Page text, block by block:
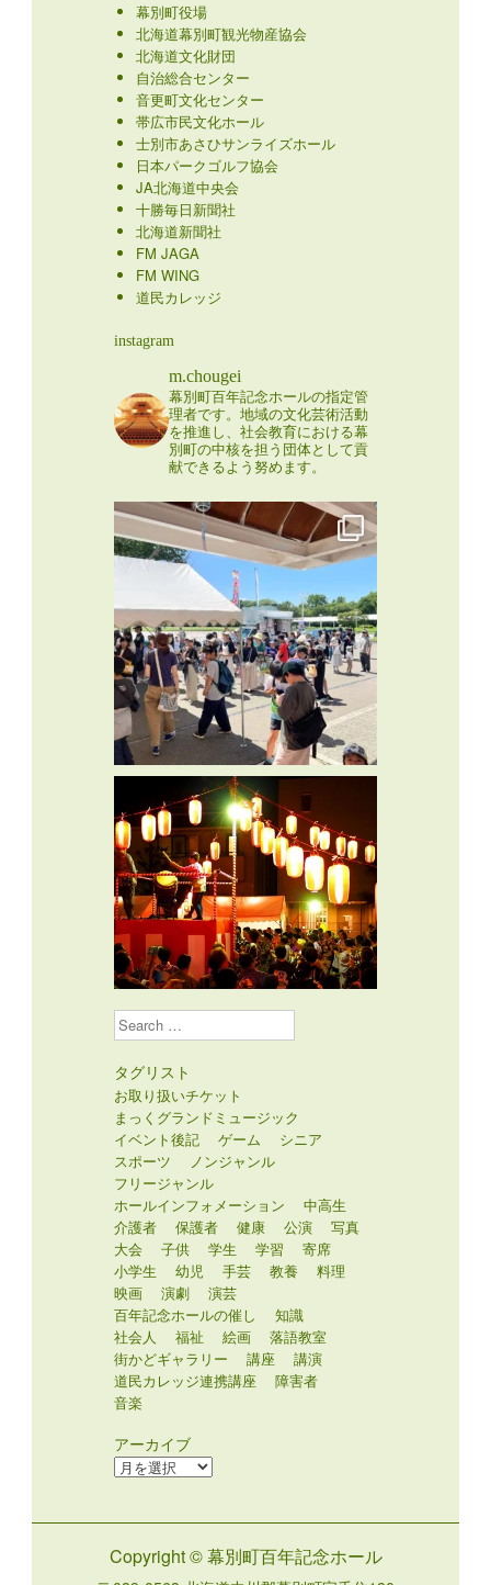
幕別町役場
北海道幕別町観光物産協会
北海道文化財団
自治総合センター
音更町文化センター
帯広市民文化ホール
士別市あさひサンライズホール
日本パークゴルフ協会
JA北海道中央会
十勝毎日新聞社
北海道新聞社
FM JAGA
FM WING
道民カレッジ
instagram
m.chougei
幕別町百年記念ホールの指定管
理者です。地域の文化芸術活動
を推進し、社会教育における幕
別町の中核を担う団体として貢
献できるよう努めます。
Search
タグリスト
お取り扱いチケット
まっくグランドミュージック
イベント後記
ゲーム
シニア
スポーツ
ノンジャンル
フリージャンル
ホールインフォメーション
中高生
介護者
保護者 健康 公演
写真
大会
子供 学生 学習
寄席
小学生
幼児 手芸 教養
料理
映画
演劇
演芸
百年記念ホールの催し
知識
社会人
福祉 絵画
落語教室
街かどギャラリー
講座
講演
道民カレッジ連携講座
障害者
音楽
アーカイブ
ア
ブ
Copyright © 幕別町百年記念ホール